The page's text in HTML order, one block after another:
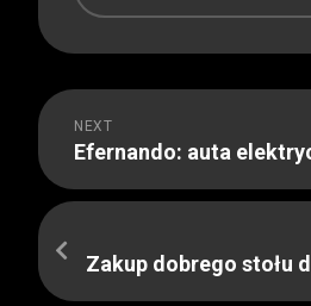
NEXT